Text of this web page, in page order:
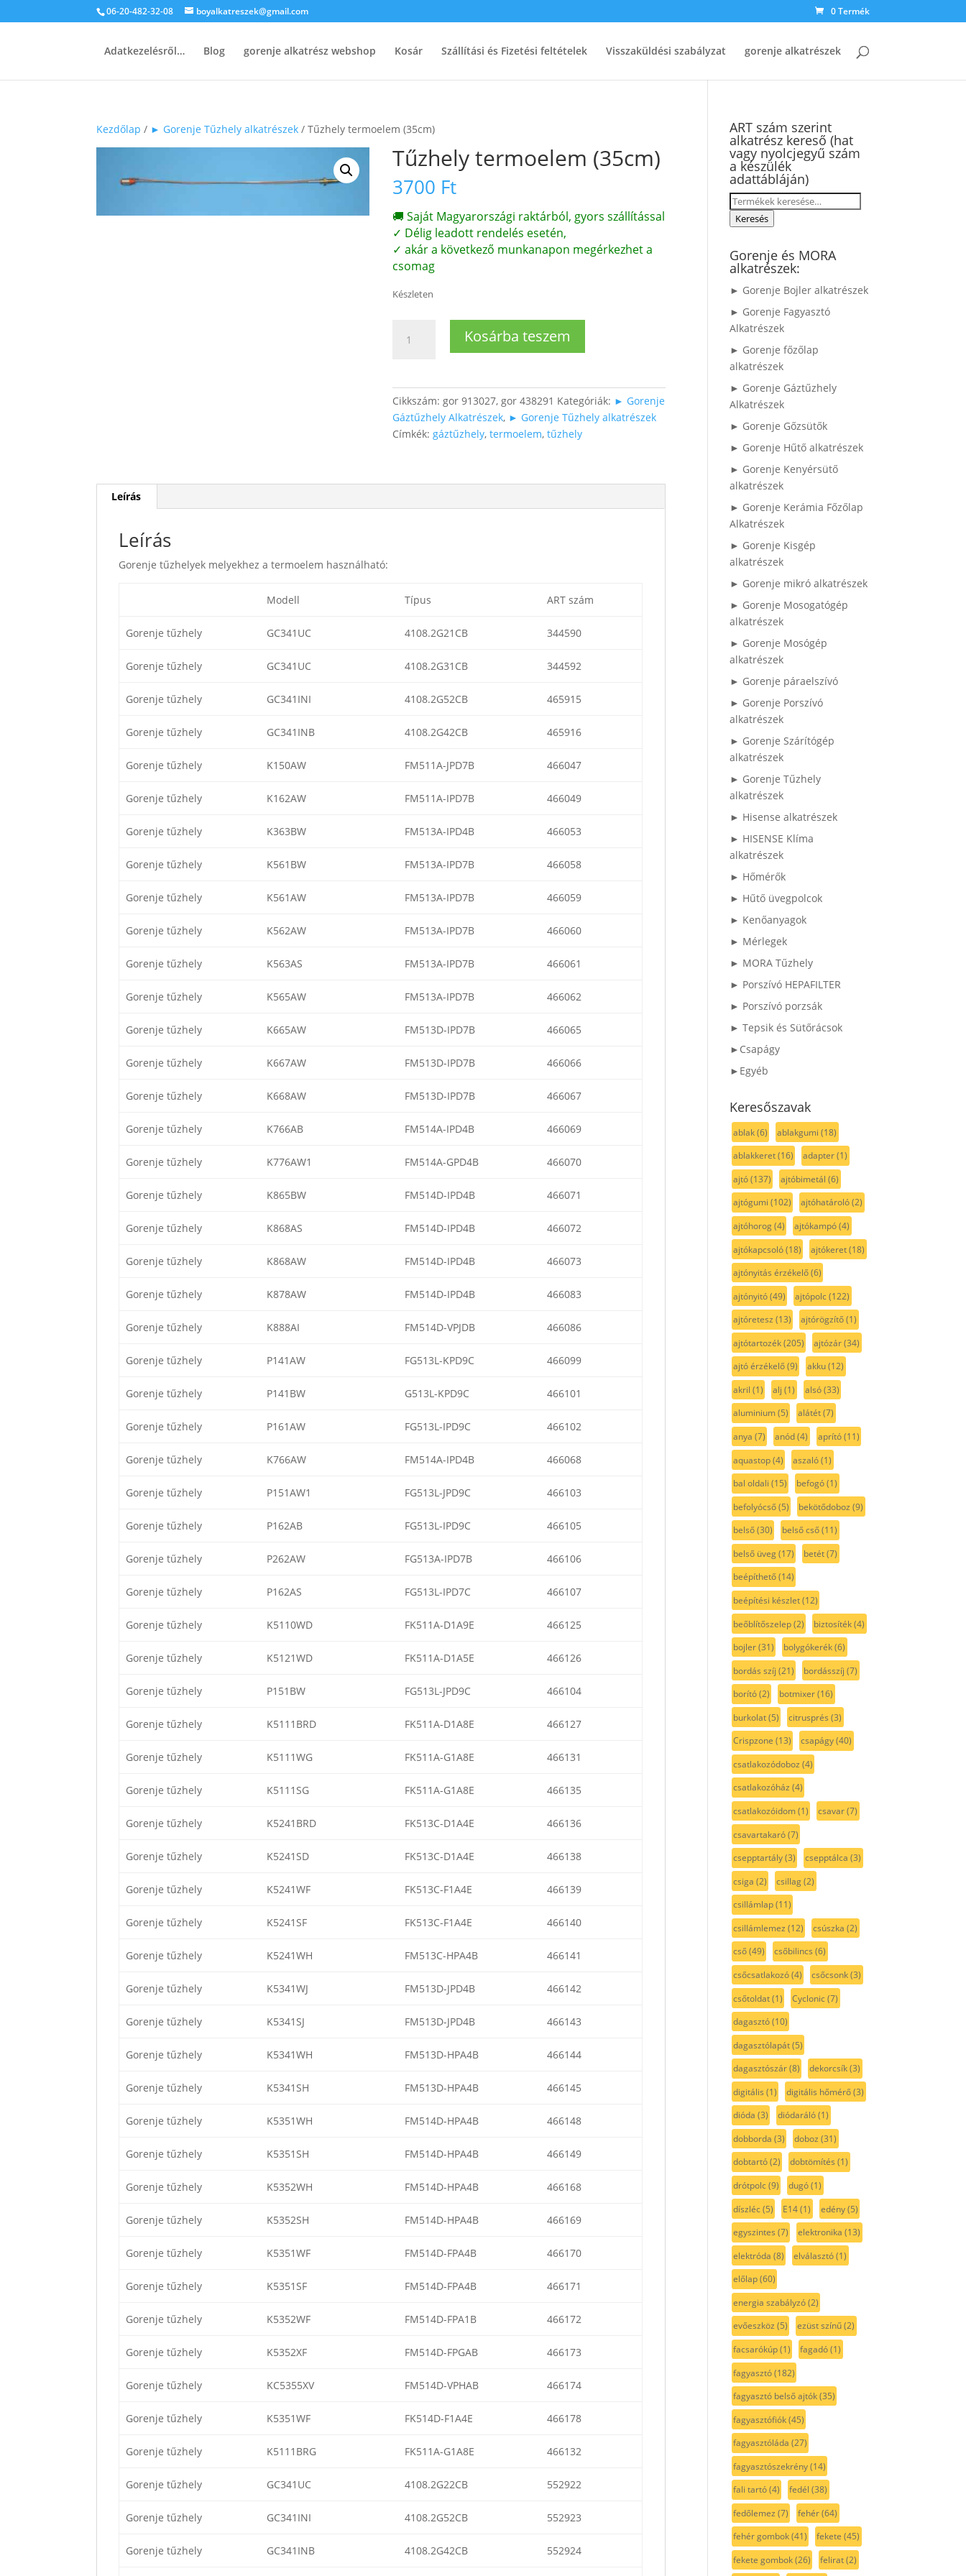
06-20-482-32-08 boyalkatreszek@gmail.com 0 Termék
Adatkezelésről… Blog gorenje alkatrész webshop Kosár Szállítási és Fizetési feltételek Visszaküldési szabályzat gorenje alkatrészek
Kezdőlap / ► Gorenje Tűzhely alkatrészek / Tűzhely termoelem (35cm)
Tűzhely termoelem (35cm)
3700 Ft
🚚 Saját Magyarországi raktárból, gyors szállítással
✓ Délig leadott rendelés esetén,
✓ akár a következő munkanapon megérkezhet a
csomag
Készleten
termoelem
Kosárba teszem
Cikkszám:gor 913027, gor 438291 Kategóriák: ► Gorenje
Gáztűzhely Alkatrészek, ► Gorenje Tűzhely alkatrészek
Címkék:gáztűzhely,termoelem,tűzhely
Leírás
Leírás
Gorenje tűzhelyek melyekhez a termoelem használható:
Modell Típus ART szám
Gorenje tűzhely GC341UC 4108.2G21CB 344590
Gorenje tűzhely GC341UC 4108.2G31CB 344592
Gorenje tűzhely GC341INI 4108.2G52CB 465915
Gorenje tűzhely GC341INB 4108.2G42CB 465916
Gorenje tűzhely K150AW FM511A-JPD7B 466047
Gorenje tűzhely K162AW FM511A-IPD7B 466049
Gorenje tűzhely K363BW FM513A-IPD4B 466053
Gorenje tűzhely K561BW FM513A-IPD7B 466058
Gorenje tűzhely K561AW FM513A-IPD7B 466059
Gorenje tűzhely K562AW FM513A-IPD7B 466060
Gorenje tűzhely K563AS FM513A-IPD7B 466061
Gorenje tűzhely K565AW FM513A-IPD7B 466062
Gorenje tűzhely K665AW FM513D-IPD7B 466065
Gorenje tűzhely K667AW FM513D-IPD7B 466066
Gorenje tűzhely K668AW FM513D-IPD7B 466067
Gorenje tűzhely K766AB FM514A-IPD4B 466069
Gorenje tűzhely K776AW1 FM514A-GPD4B 466070
Gorenje tűzhely K865BW FM514D-IPD4B 466071
Gorenje tűzhely K868AS FM514D-IPD4B 466072
Gorenje tűzhely K868AW FM514D-IPD4B 466073
Gorenje tűzhely K878AW FM514D-IPD4B 466083
Gorenje tűzhely K888AI FM514D-VPJDB 466086
Gorenje tűzhely P141AW FG513L-KPD9C 466099
Gorenje tűzhely P141BW G513L-KPD9C 466101
Gorenje tűzhely P161AW FG513L-IPD9C 466102
Gorenje tűzhely K766AW FM514A-IPD4B 466068
Gorenje tűzhely P151AW1 FG513L-JPD9C 466103
Gorenje tűzhely P162AB FG513L-IPD9C 466105
Gorenje tűzhely P262AW FG513A-IPD7B 466106
Gorenje tűzhely P162AS FG513L-IPD7C 466107
Gorenje tűzhely K5110WD FK511A-D1A9E 466125
Gorenje tűzhely K5121WD FK511A-D1A5E 466126
Gorenje tűzhely P151BW FG513L-JPD9C 466104
Gorenje tűzhely K5111BRD FK511A-D1A8E 466127
Gorenje tűzhely K5111WG FK511A-G1A8E 466131
Gorenje tűzhely K5111SG FK511A-G1A8E 466135
Gorenje tűzhely K5241BRD FK513C-D1A4E 466136
Gorenje tűzhely K5241SD FK513C-D1A4E 466138
Gorenje tűzhely K5241WF FK513C-F1A4E 466139
Gorenje tűzhely K5241SF FK513C-F1A4E 466140
Gorenje tűzhely K5241WH FM513C-HPA4B 466141
Gorenje tűzhely K5341WJ FM513D-JPD4B 466142
Gorenje tűzhely K5341SJ FM513D-JPD4B 466143
Gorenje tűzhely K5341WH FM513D-HPA4B 466144
Gorenje tűzhely K5341SH FM513D-HPA4B 466145
Gorenje tűzhely K5351WH FM514D-HPA4B 466148
Gorenje tűzhely K5351SH FM514D-HPA4B 466149
Gorenje tűzhely K5352WH FM514D-HPA4B 466168
Gorenje tűzhely K5352SH FM514D-HPA4B 466169
Gorenje tűzhely K5351WF FM514D-FPA4B 466170
Gorenje tűzhely K5351SF FM514D-FPA4B 466171
Gorenje tűzhely K5352WF FM514D-FPA1B 466172
Gorenje tűzhely K5352XF FM514D-FPGAB 466173
Gorenje tűzhely KC5355XV FM514D-VPHAB 466174
Gorenje tűzhely K5351WF FK514D-F1A4E 466178
Gorenje tűzhely K5111BRG FK511A-G1A8E 466132
Gorenje tűzhely GC341UC 4108.2G22CB 552922
Gorenje tűzhely GC341INI 4108.2G52CB 552923
Gorenje tűzhely GC341INB 4108.2G42CB 552924
ART szám szerint
alkatrész kereső (hat
vagy nyolcjegyű szám
a készülék
adattábláján)
Keresés
a Keresés
Gorenje és MORA
alkatrészek:
► Gorenje Bojler alkatrészek
► Gorenje Fagyasztó
Alkatrészek
► Gorenje főzőlap
alkatrészek
► Gorenje Gáztűzhely
Alkatrészek
► Gorenje Gőzsütők
► Gorenje Hűtő alkatrészek
► Gorenje Kenyérsütő
alkatrészek
► Gorenje Kerámia Főzőlap
Alkatrészek
► Gorenje Kisgép
alkatrészek
► Gorenje mikró alkatrészek
► Gorenje Mosogatógép
alkatrészek
► Gorenje Mosógép
alkatrészek
► Gorenje páraelszívó
► Gorenje Porszívó
alkatrészek
► Gorenje Szárítógép
alkatrészek
► Gorenje Tűzhely
alkatrészek
► Hisense alkatrészek
► HISENSE Klíma
alkatrészek
► Hőmérők
► Hűtő üvegpolcok
► Kenőanyagok
► Mérlegek
► MORA Tűzhely
► Porszívó HEPAFILTER
► Porszívó porzsák
► Tepsik és Sütőrácsok
►Csapágy
►Egyéb
Keresőszavak
ablak(6) ablakgumi (18)
ablakkeret(16) adapter(1)
ajtó(137) ajtóbimetál (6)
ajtógumi (102) ajtóhatároló(2)
ajtóhorog(4) ajtókampó(4)
ajtókapcsoló(18) ajtókeret(18)
ajtónyitás érzékelő(6)
ajtónyitó(49) ajtópolc(122)
ajtóretesz (13) ajtórögzítő(1)
ajtótartozék(205) ajtózár(34)
ajtó érzékelő(9) akku(12)
akril (1) alj (1) alsó(33)
aluminium(5) alátét(7)
anya (7) anód(4) aprító(11)
aquastop(4) aszaló(1)
bal oldali (15) befogó(1)
befolyócső(5) bekötődoboz (9)
belső(30) belső cső(11)
belső üveg(17) betét(7)
beépíthető(14)
beépítési készlet(12)
beőblítőszelep(2) biztosíték(4)
bojler(31) bolygókerék(6)
bordás szíj (21) bordásszíj (7)
borító(2) botmixer(16)
burkolat(5) citrusprés (3)
Crispzone (13) csapágy(40)
csatlakozódoboz (4)
csatlakozóház (4)
csatlakozóidom(1) csavar(7)
csavartakaró(7)
csepptartály(3) csepptálca (3)
csiga (2) csillag(2)
csillámlap(11)
csillámlemez (12) csúszka (2)
cső(49) csőbilincs (6)
csőcsatlakozó(4) csőcsonk(3)
csőtoldat(1) Cyclonic(7)
dagasztó(10)
dagasztólapát(5)
dagasztószár(8) dekorcsík(3)
digitális (1) digitális hőmérő(3)
dióda (3) diódaráló(1)
dobborda (3) doboz (31)
dobtartó(2) dobtömítés (1)
drótpolc(9) dugó(1)
díszléc(5) E14(1) edény(5)
egyszintes (7) elektronika (13)
elektróda (8) elválasztó(1)
előlap(60)
energia szabályzó(2)
evőeszköz (5) ezüst színű(2)
facsarókúp(1) fagadó(1)
fagyasztó(182)
fagyasztó belső ajtók(35)
fagyasztófiók(45)
fagyasztóláda (27)
fagyasztószekrény(14)
fali tartó(4) fedél (38)
fedőlemez (7) fehér(64)
fehér gombok(41) fekete (45)
fekete gombok(26) felirat(2)